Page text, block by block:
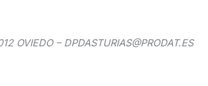
OVIEDO – DPDASTURIAS@PRODAT.ES